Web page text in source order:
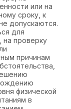
или на
сроку, к
допускаются.
для
на проверку
причинам
физической
в